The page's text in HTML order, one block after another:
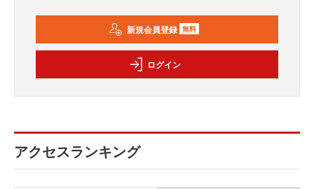
新規会員登録 無料
ログイン
アクセスランキング